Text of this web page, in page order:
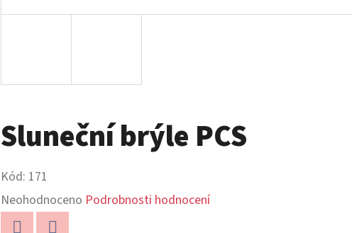
Sluneční brýle PCS
Kód: 171
Průměrné
hodnocení
Neohodnoceno Podrobnosti hodnocení